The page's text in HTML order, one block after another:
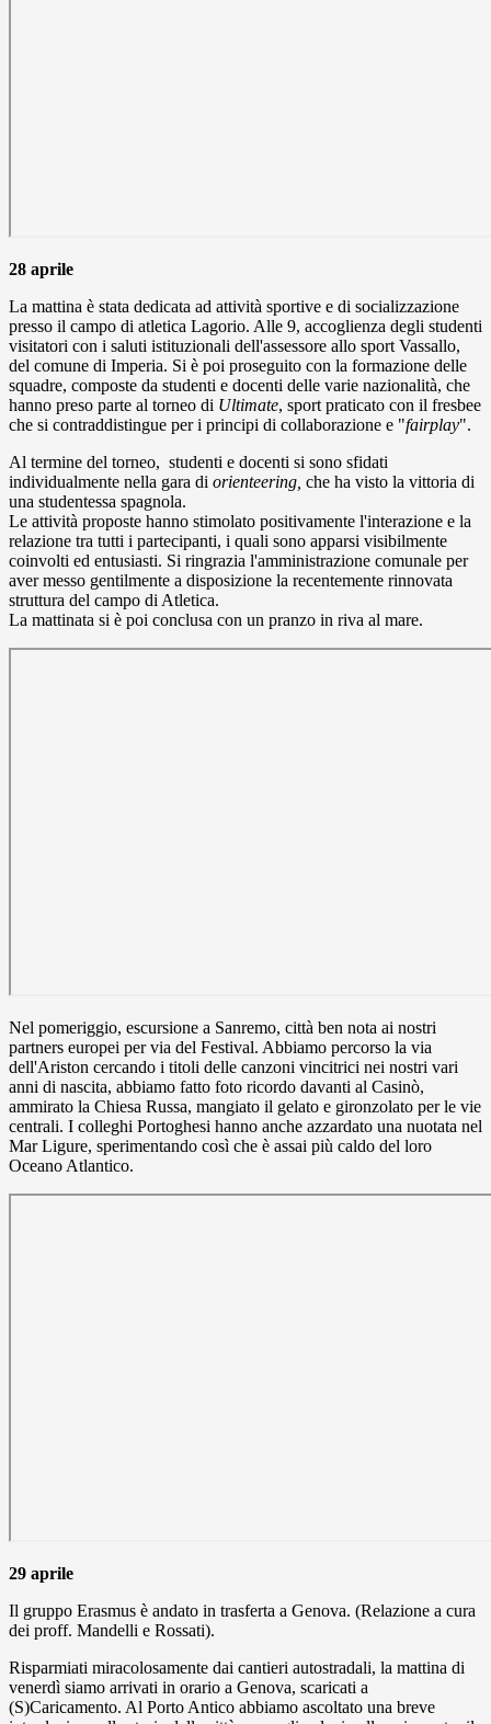
28 aprile
La mattina è stata dedicata ad attività sportive e di socializzazione
presso il campo di atletica Lagorio. Alle 9, accoglienza degli studenti
visitatori con i saluti istituzionali dell'assessore allo sport Vassallo,
del comune di Imperia. Si è poi proseguito con la formazione delle
squadre, composte da studenti e docenti delle varie nazionalità, che
hanno preso parte al torneo di Ultimate, sport praticato con il fresbee
che si contraddistingue per i principi di collaborazione e "fairplay".
Al termine del torneo, studenti e docenti si sono sfidati
individualmente nella gara di orienteering, che ha visto la vittoria di
una studentessa spagnola.
Le attività proposte hanno stimolato positivamente l'interazione e la
relazione tra tutti i partecipanti, i quali sono apparsi visibilmente
coinvolti ed entusiasti. Si ringrazia l'amministrazione comunale per
aver messo gentilmente a disposizione la recentemente rinnovata
struttura del campo di Atletica.
La mattinata si è poi conclusa con un pranzo in riva al mare.
Nel pomeriggio, escursione a Sanremo, città ben nota ai nostri
partners europei per via del Festival. Abbiamo percorso la via
dell'Ariston cercando i titoli delle canzoni vincitrici nei nostri vari
anni di nascita, abbiamo fatto foto ricordo davanti al Casinò,
ammirato la Chiesa Russa, mangiato il gelato e gironzolato per le vie
centrali. I colleghi Portoghesi hanno anche azzardato una nuotata nel
Mar Ligure, sperimentando così che è assai più caldo del loro
Oceano Atlantico.
29 aprile
Il gruppo Erasmus è andato in trasferta a Genova. (Relazione a cura
dei proff. Mandelli e Rossati).
Risparmiati miracolosamente dai cantieri autostradali, la mattina di
venerdì siamo arrivati in orario a Genova, scaricati a
(S)Caricamento. Al Porto Antico abbiamo ascoltato una breve